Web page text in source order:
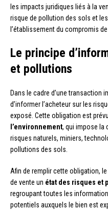
les impacts juridiques liés à la
risque de pollution des sols et
l’établissement du compromis de
Le principe
et pollutions
Dans le cadre d’une transaction
d’informer l’acheteur sur les
exposé. Cette obligation est
l’environnement, qui impose la
risques naturels, miniers,
pollutions des sols.
Afin de remplir cette obligation,
de vente un état des risques et
regroupant toutes les
potentiels auxquels le bien est